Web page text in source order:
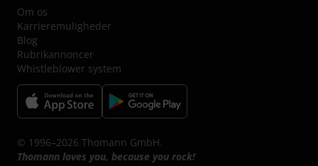
Om os
Karrieremuligheder
Blog
Rubrikannoncer
Whistleblower system
© 1996–2026 Thomann GmbH.
Thomann loves you, because you rock!